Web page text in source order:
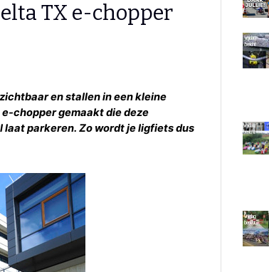
Oliebollentocht
Lokale
EHPVA &
TX e-chopper
en stallen in een kleine
chopper gemaakt die deze
parkeren. Zo wordt je ligfiets dus